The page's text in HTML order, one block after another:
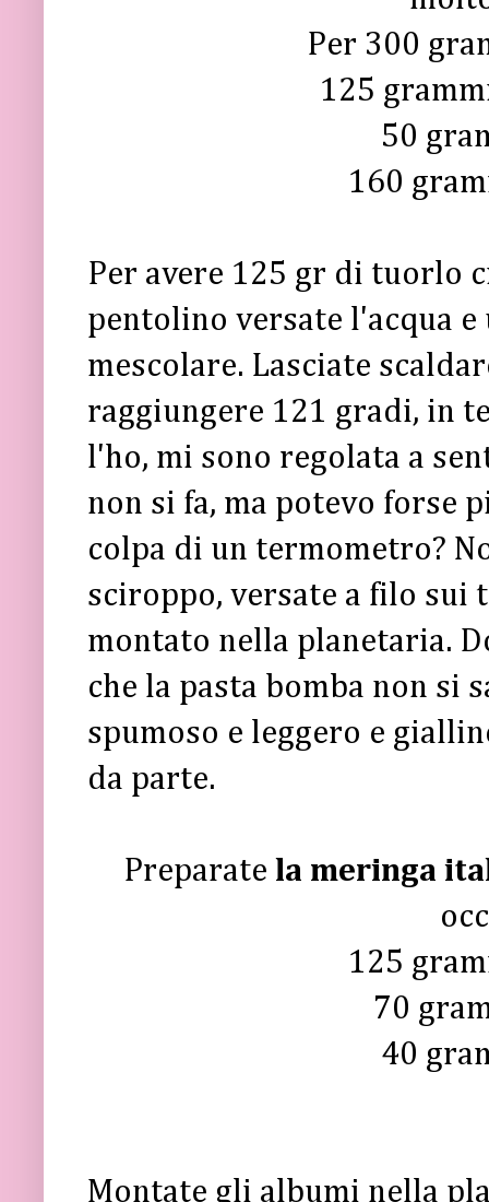
Per 300
125
50
160
Per avere 125 gr di tuorlo
pentolino versate l'acqua e
mescolare. Lasciate
raggiungere 121 gradi, in
l'ho, mi sono regolata a
non si fa, ma potevo forse
colpa di un termometro?
sciroppo, versate a filo sui
montato nella planetaria.
che la pasta bomba non si
spumoso e leggero e
da parte.
Preparate la meringa
125
70
40
Montate gli albumi nella